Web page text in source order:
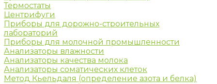
Термостаты
Центрифуги
Приборы для дорожно-строительных
лабораторий
Приборы для молочной промышленности
Анализаторы влажности
Анализаторы качества молока
Анализаторы соматических клеток
Метод Кьельдаля (определение азота и белка)